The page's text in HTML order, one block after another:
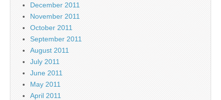
December 2011
November 2011
October 2011
September 2011
August 2011
July 2011
June 2011
May 2011
April 2011